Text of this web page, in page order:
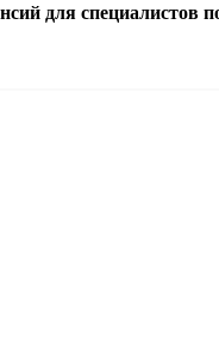
для специалистов